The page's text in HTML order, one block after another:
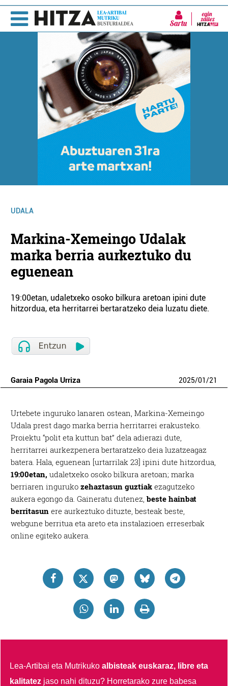
Sartu
UDALA
Markina-Xemeingo Udalak
marka berria aurkeztuko du
eguenean
19:00etan, udaletxeko osoko bilkura aretoan ipini dute
hitzordua, eta herritarrei bertaratzeko deia luzatu diete.
Garaia Pagola Urriza 2025/01/21
Urtebete inguruko lanaren ostean, Markina-Xemeingo
Udala prest dago marka berria herritarrei erakusteko.
Proiektu “polit eta kuttun bat” dela adierazi dute,
herritarrei aurkezpenera bertaratzeko deia luzatzeagaz
batera. Hala, eguenean [urtarrilak 23] ipini dute hitzordua,
19:00etan, udaletxeko osoko bilkura aretoan; marka
berriaren ingurukozehaztasun guztiak ezagutzeko
aukera egongo da. Gaineratu dutenez,beste hainbat
berritasun ere aurkeztuko dituzte, besteak beste,
webgune berritua eta areto eta instalazioen erreserbak
online egiteko aukera.
Lea-Artibai eta Mutrikukoalbisteak euskaraz, libre eta
kalitatez jaso nahi dituzu? Horretarako zure babesa